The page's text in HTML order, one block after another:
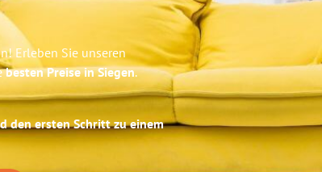
Erleben Sie unseren
besten Preise in Siegen.
den ersten Schritt zu einem